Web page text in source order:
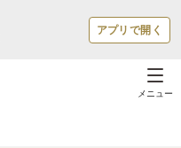
アプリで開く
メニュー